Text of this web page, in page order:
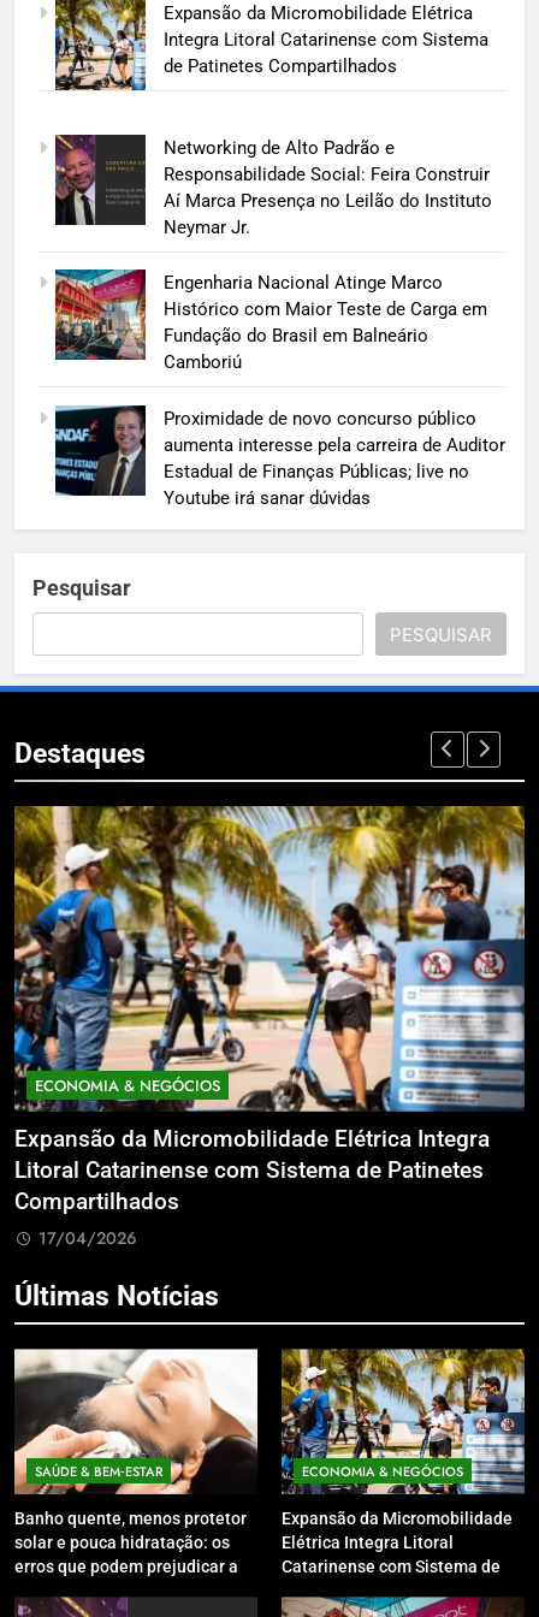
Expansão da Micromobilidade Elétrica
Integra Litoral Catarinense com Sistema
de Patinetes Compartilhados
Networking de Alto Padrão e
Responsabilidade Social: Feira Construir
Aí Marca Presença no Leilão do Instituto
Neymar Jr.
Engenharia Nacional Atinge Marco
Histórico com Maior Teste de Carga em
Fundação do Brasil em Balneário
Camboriú
Proximidade de novo concurso público
aumenta interesse pela carreira de Auditor
Estadual de Finanças Públicas; live no
Youtube irá sanar dúvidas
Pesquisar
PESQUISAR
Destaques
ECONOMIA & NEGÓCIOS
Networking de Alto Padrão e Responsabilidade
Social: Feira Construir Aí Marca Presença no
Leilão do Instituto Neymar Jr.
17/04/2026
Últimas Notícias
SAÚDE & BEM‑ESTAR
Banho quente, menos protetor
solar e pouca hidratação: os
erros que podem prejudicar a
ECONOMIA & NEGÓCIOS
Expansão da Micromobilidade
Elétrica Integra Litoral
Catarinense com Sistema de